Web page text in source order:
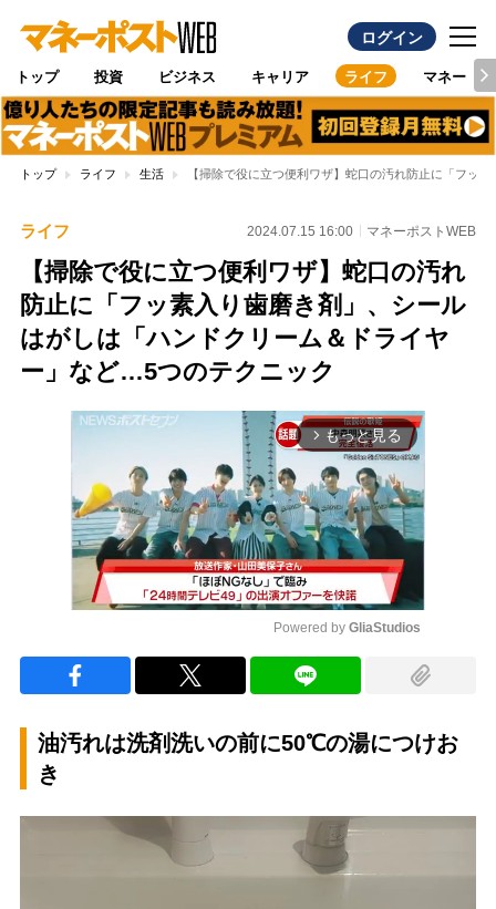
ログイン
トップ 投資 ビジネス キャリア ライフ マネー
トップ ライフ 生活 【掃除で役に立つ便利ワザ】蛇口の汚れ防止に「フッ
ライフ 2024.07.15 16:00 マネーポストWEB
【掃除で役に立つ便利ワザ】蛇口の汚れ
防止に「フッ素入り歯磨き剤」、シール
はがしは「ハンドクリーム＆ドライヤ
ー」など…5つのテクニック
arrow_forward_ios もっと見る
Powered by GliaStudios
油汚れは洗剤洗いの前に50℃の湯につけお
き